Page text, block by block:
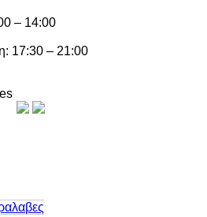
– 14:00
17:30 – 21:00